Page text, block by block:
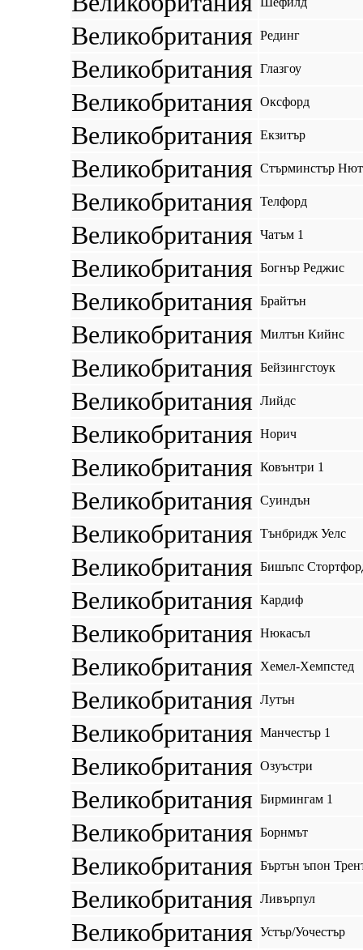
Великобритания Рединг
Великобритания Глазгоу
Великобритания Оксфорд
Великобритания Екзитър
Великобритания Стърминстър
Великобритания Телфорд
Великобритания Чатъм 1
Великобритания Богнър Реджис
Великобритания Брайтън
Великобритания Милтън Кийнс
Великобритания Бейзингстоук
Великобритания Лийдс
Великобритания Норич
Великобритания Ковънтри 1
Великобритания Суиндън
Великобритания Тънбридж Уелс
Великобритания Бишъпс
Великобритания Кардиф
Великобритания Нюкасъл
Великобритания Хемел-Хемпстед
Великобритания Лутън
Великобритания Манчестър 1
Великобритания Озуъстри
Великобритания Бирмингам 1
Великобритания Борнмът
Великобритания Бъртън ъпон
Великобритания Ливърпул
Великобритания Устър/Уочестър